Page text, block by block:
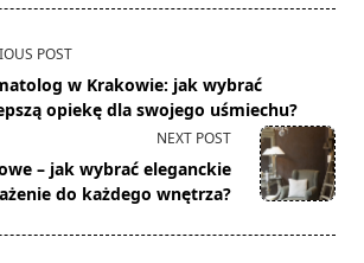
POST
w Krakowie: jak wybrać
opiekę dla swojego uśmiechu?
NEXT POST
– jak wybrać eleganckie
do każdego wnętrza?